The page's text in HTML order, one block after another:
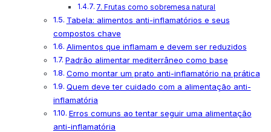
7. Frutas como sobremesa natural
Tabela: alimentos anti-inflamatórios e seus
compostos chave
Alimentos que inflamam e devem ser reduzidos
Padrão alimentar mediterrâneo como base
Como montar um prato anti-inflamatório na prática
Quem deve ter cuidado com a alimentação anti-
inflamatória
Erros comuns ao tentar seguir uma alimentação
anti-inflamatória